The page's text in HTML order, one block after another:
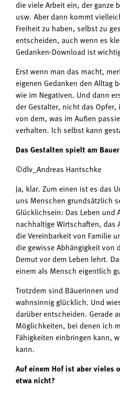
die viele Arbeit ein, der ganze
usw. Aber dann kommt
Freiheit zu haben, selbst zu
entscheiden, auch wenn es
Gedanken-Download ist
Erst wenn man das macht,
eigenen Gedanken den Alltag
wie im Negativen. Und dann
der Gestalter, nicht das
von dem, was im Außen
verhalten. Ich selbst kann
Das Gestalten spielt am
©dlv_Andreas Hantschke
Ja, klar. Zum einen ist es das
uns Menschen grundsätzlich
Glücklichsein: Das Leben und
nachhaltige Wirtschaften, das
die Vereinbarkeit von Familie
die gewisse Abhängigkeit von
Demut vor dem Leben lehrt.
einem als Mensch eigentlich
Trotzdem sind Bäuerinnen
wahnsinnig glücklich. Und
darüber entscheiden. Gerade
Möglichkeiten, bei denen ich
Fähigkeiten einbringen kann,
kann.
Auf einem Hof ist aber vieles
etwa nicht?